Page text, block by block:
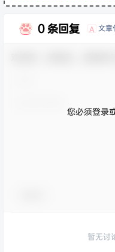
0 条回复 A 文章
您必须登录
暂无讨